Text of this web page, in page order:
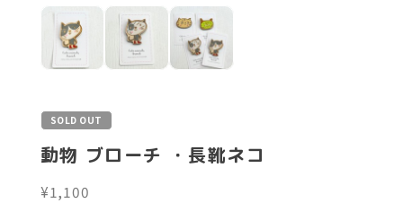
SOLD OUT
動物 ブローチ ・長靴ネコ
¥1,100